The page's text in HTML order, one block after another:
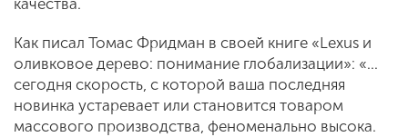
качества.
Как писал Томас Фридман в своей книге «Lexus и
оливковое дерево: понимание глобализации»: «…
сегодня скорость, с которой ваша последняя
новинка устаревает или становится товаром
массового производства, феноменально высока.